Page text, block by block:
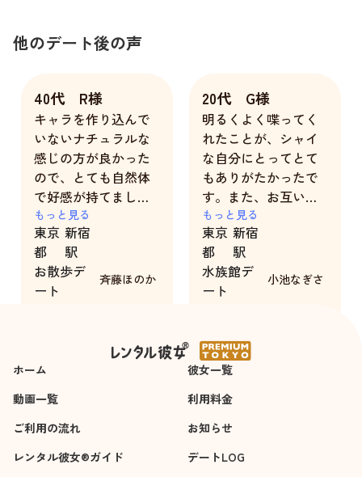
他のデート後の声
40代 R様
キャラを作り込んで
いないナチュラルな
感じの方が良かった
ので、とても自然体
で好感が持てまし
た。
お互いに緊張しすぎ
てしまって、リアル
な初デート感を楽し
めました！
もっと見る
東京
都
新宿
駅
お散歩デ
ート
斉藤ほのか
20代 G様
明るくよく喋ってく
れたことが、シャイ
な自分にとってとて
もありがたかったで
す。また、お互いに
落ち着いて話す事も
できたのでとても素
敵な時間を過ごすこ
とができました
もっと見る
東京
都
新宿
駅
水族館デ
ート
小池なぎさ
ホーム
彼女一覧
動画一覧
利用料金
ご利用の流れ
お知らせ
レンタル彼女®ガイド
デートLOG